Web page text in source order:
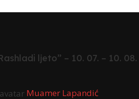
ljeto” – 10. 07. – 10. 08.
Muamer Lapandić